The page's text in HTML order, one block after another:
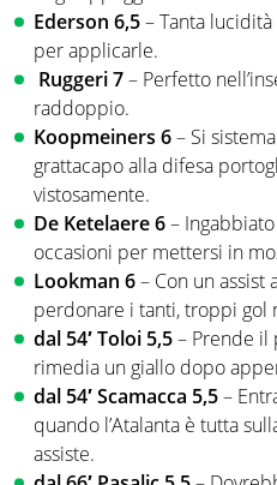
Ederson 6,5– Tanta
per applicarle.
Ruggeri 7– Perfetto
raddoppio.
Koopmeiners 6– Si
grattacapo alla difesa
vistosamente.
De Ketelaere 6–
occasioni per mettersi in
Lookman 6– Con un assist
perdonare i tanti, troppi gol
dal 54′ Toloi 5,5– Prende il
rimedia un giallo dopo
dal 54′ Scamacca 5,5–
quando l’Atalanta è tutta
assiste.